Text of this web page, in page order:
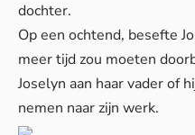
dochter.
Op een ochtend, besefte
meer tijd zou moeten
Joselyn aan haar vader of
nemen naar zijn werk.